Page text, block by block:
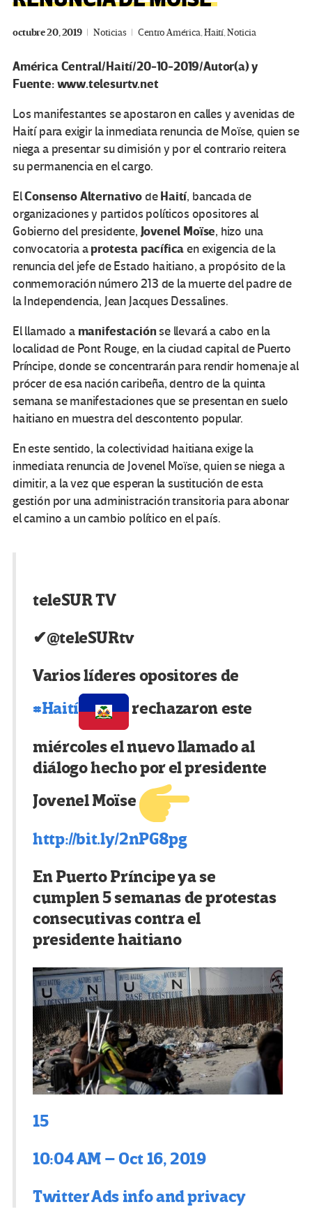
octubre 20, 2019 Noticias Centro América,Haití,Noticia
América Central/Haití/20-10-2019/Autor(a) y
Fuente: www.telesurtv.net
Los manifestantes se apostaron en calles y avenidas de
Haití para exigir la inmediata renuncia de Moïse, quien se
niega a presentar su dimisión y por el contrario reitera
su permanencia en el cargo.
ElConsenso AlternativodeHaití, bancada de
organizaciones y partidos políticos opositores al
Gobierno del presidente,Jovenel Moïse, hizo una
convocatoria aprotesta pacíficaen exigencia de la
renuncia del jefe de Estado haitiano, a propósito de la
conmemoración número 213 de la muerte del padre de
la Independencia, Jean Jacques Dessalines.
El llamado a manifestación se llevará a cabo en la
localidad de Pont Rouge, en la ciudad capital de Puerto
Príncipe, donde se concentrarán para rendir homenaje al
prócer de esa nación caribeña, dentro de la quinta
semana se manifestaciones que se presentan en suelo
haitiano en muestra del descontento popular.
En este sentido, la colectividad haitiana exige la
inmediata renuncia de Jovenel Moïse, quien se niega a
dimitir, a la vez que esperan la sustitución de esta
gestión por una administración transitoria para abonar
el camino a un cambio político en el país.
teleSUR TV
✔@teleSURtv
Varios líderes opositores de
#Haití
rechazaron este
miércoles el nuevo llamado al
diálogo hecho por el presidente
Jovenel Moïse
http://bit.ly/2nPG8pg
En Puerto Príncipe ya se
cumplen 5 semanas de protestas
consecutivas contra el
presidente haitiano
15
10:04 AM – Oct 16, 2019
Twitter Ads info and privacy